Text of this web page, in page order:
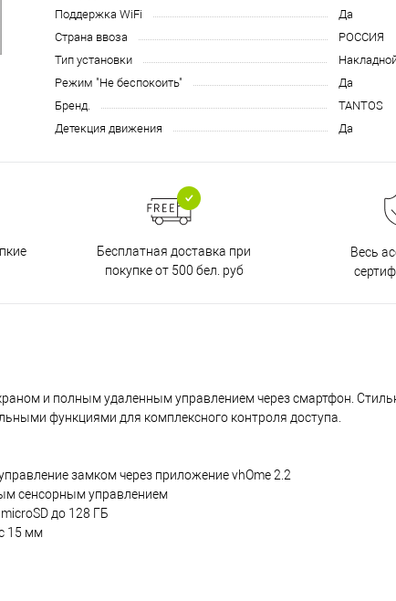
Поддержка WiFi
Да
Страна ввоза
РОССИЯ
Тип установки
Режим "Не беспокоить"
Да
Бренд.
TANTOS
Детекция движения
Да
Бесплатная доставка при
покупке от 500 бел. руб
Весь
и полным удаленным управлением через смартфон.
функциями для комплексного контроля доступа.
замком через приложение vhOme 2.2
сенсорным управлением
до 128 ГБ
15 мм